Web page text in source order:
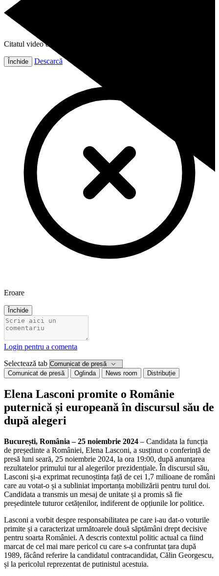
Citatul video este gata!
Închide Descarcă
Eroare
Închide
Login pentru a comenta
Selectează tab
Comunicat de presă Oglinda News room Distribuție
Elena Lasconi promite o Românie
puternică și europeană în discursul său de
după alegeri
București, România – 25 noiembrie 2024 – Candidata la funcția
de președinte a României, Elena Lasconi, a susținut o conferință de
presă luni seară, 25 noiembrie 2024, la ora 19:00, după anunțarea
rezultatelor primului tur al alegerilor prezidențiale. În discursul său,
Lasconi și-a exprimat recunoștința față de cei 1,7 milioane de români
care au votat-o și a subliniat importanța mobilizării pentru turul doi.
Candidata a transmis un mesaj de unitate și a promis să fie
președintele tuturor cetățenilor, indiferent de opțiunile lor politice.
Lasconi a vorbit despre responsabilitatea pe care i-au dat-o voturile
primite și a caracterizat următoarele două săptămâni drept decisive
pentru soarta României. A descris contextul politic actual ca fiind
marcat de cel mai mare pericol cu care s-a confruntat țara după
1989, făcând referire la candidatul contracandidat, Călin Georgescu,
și la pericolul reprezentat de putinistul acestuia.